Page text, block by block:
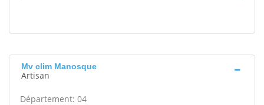
Mv clim Manosque
Artisan
Département: 04